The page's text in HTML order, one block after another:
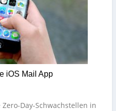
iOS Mail App
Day-Schwachstellen in